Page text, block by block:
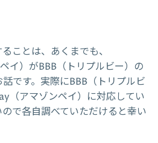
ことは、あくまでも、
イ）がBBB（トリプルビー）の
です。実際にBBB（トリプルビ
（アマゾンペイ）に対応してい
で各自調べていただけると幸い